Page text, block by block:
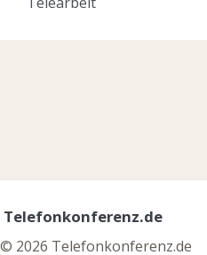
Telefonkonferenz.de
© 2026 Telefonkonferenz.de